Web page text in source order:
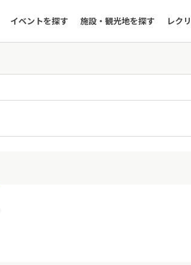
イベントを探す 施設・観光地を探す レク